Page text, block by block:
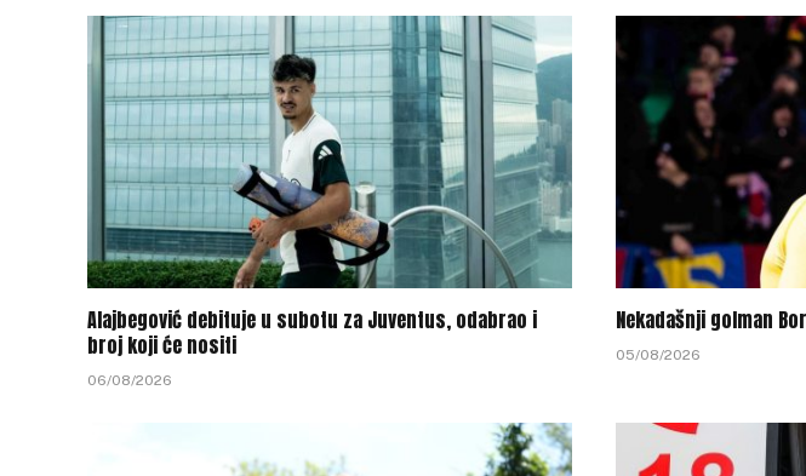
Alajbegović debituje u subotu za Juventus, odabrao i
broj koji će nositi
06/08/2026
Nekadašnji golman
05/08/2026